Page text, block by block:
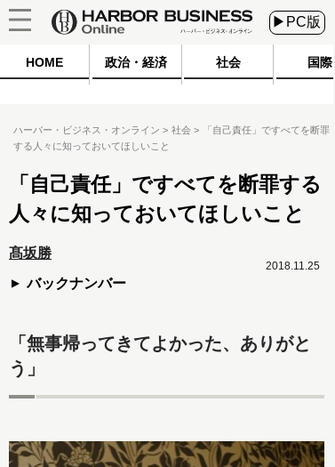
▶PC版
HOME 政治・経済 社会 国際
ハーバー・ビジネス・オンライン 社会
「自己責任」ですべてを断罪
する人々に知っておいてほしいこと
「自己責任」ですべてを断罪する
人々に知っておいてほしいこと
髙坂勝
バックナンバー
2018.11.25
「無事帰ってきてよかった、ありがと
う」